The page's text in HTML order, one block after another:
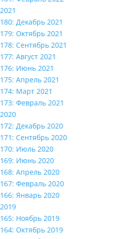
2021
180: Декабрь 2021
179: Октябрь 2021
178: Сентябрь 2021
177: Август 2021
176: Июнь 2021
175: Апрель 2021
174: Март 2021
173: Февраль 2021
2020
172: Декабрь 2020
171: Сентябрь 2020
170: Июль 2020
169: Июнь 2020
168: Апрель 2020
167: Февраль 2020
166: Январь 2020
2019
165: Ноябрь 2019
164: Октябрь 2019